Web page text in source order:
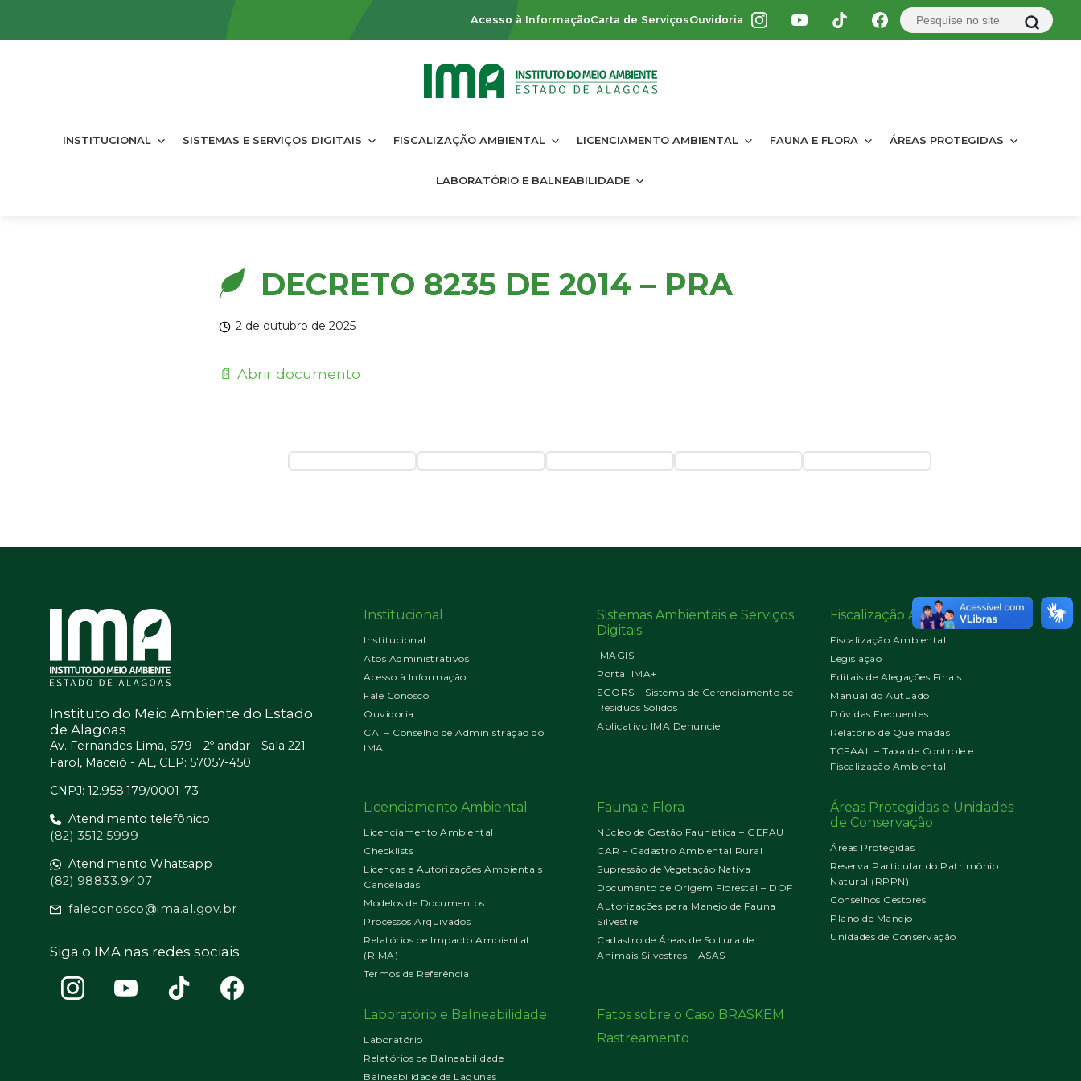
Acesso à InformaçãoCarta de ServiçosOuvidoria
INSTITUCIONAL SISTEMAS E SERVIÇOS DIGITAIS FISCALIZAÇÃO AMBIENTAL LICENCIAMENTO AMBIENTAL FAUNA E FLORA ÁREAS PROTEGIDAS
LABORATÓRIO E BALNEABILIDADE
DECRETO 8235 DE 2014 – PRA
2 de outubro de 2025
📄 Abrir documento
Instituto do Meio Ambiente do Estado
de Alagoas
Av. Fernandes Lima, 679 - 2º andar - Sala 221
Farol, Maceió - AL, CEP: 57057-450
CNPJ: 12.958.179/0001-73
Atendimento telefônico
(82) 3512.5999
Atendimento Whatsapp
(82) 98833.9407
faleconosco@ima.al.gov.br
Siga o IMA nas redes sociais
Institucional
Institucional
Atos Administrativos
Acesso à Informação
Fale Conosco
Ouvidoria
CAI – Conselho de Administração do
IMA
Sistemas Ambientais e Serviços
Digitais
IMAGIS
Portal IMA+
SGORS – Sistema de Gerenciamento de
Resíduos Sólidos
Aplicativo IMA Denuncie
Fiscalização Ambiental
Fiscalização Ambiental
Legislação
Editais de Alegações Finais
Manual do Autuado
Dúvidas Frequentes
Relatório de Queimadas
TCFAAL – Taxa de Controle e
Fiscalização Ambiental
Licenciamento Ambiental
Licenciamento Ambiental
Checklists
Licenças e Autorizações Ambientais
Canceladas
Modelos de Documentos
Processos Arquivados
Relatórios de Impacto Ambiental
(RIMA)
Termos de Referência
Fauna e Flora
Núcleo de Gestão Faunística – GEFAU
CAR – Cadastro Ambiental Rural
Supressão de Vegetação Nativa
Documento de Origem Florestal – DOF
Autorizações para Manejo de Fauna
Silvestre
Cadastro de Áreas de Soltura de
Animais Silvestres – ASAS
Áreas Protegidas e Unidades
de Conservação
Áreas Protegidas
Reserva Particular do Patrimônio
Natural (RPPN)
Conselhos Gestores
Plano de Manejo
Unidades de Conservação
Laboratório e Balneabilidade
Laboratório
Relatórios de Balneabilidade
Balneabilidade de Lagunas
Fatos sobre o Caso BRASKEM
Rastreamento